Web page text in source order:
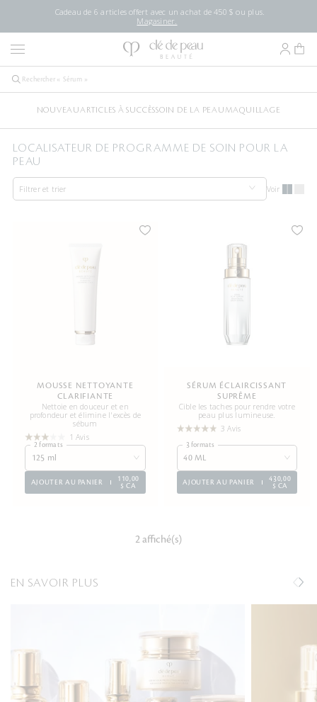
Cadeau de 6 articles offert avec un achat de 450 $ ou plus.
Magasiner.
NOUVEAUARTICLES À SUCCÈSSOIN DE LA PEAUMAQUILLAGE
LOCALISATEUR DE PROGRAMME DE SOIN POUR LA
PEAU
Filtrer et trier Voir
MOUSSE NETTOYANTE
CLARIFIANTE
Nettoie en douceur et en
profondeur et élimine l'excès de
sébum
1 Avis
2 formats
125 ml
AJOUTER AU PANIER
110,00
$ CA
SÉRUM ÉCLAIRCISSANT
SUPRÊME
Cible les taches pour rendre votre
peau plus lumineuse.
3 Avis
3 formats
40 ML
AJOUTER AU PANIER
430,00
$ CA
2 affiché(s)
EN SAVOIR PLUS